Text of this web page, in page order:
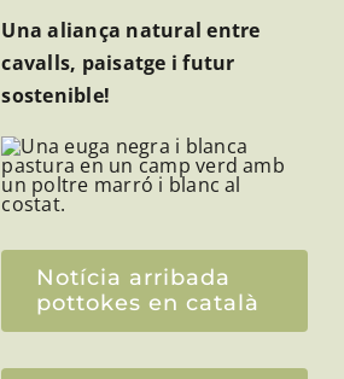
Una aliança natural entre
cavalls, paisatge i futur
sostenible!
Notícia arribada
pottokes en català